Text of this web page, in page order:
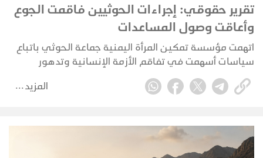
تقرير حقوقي: إجراءات الحوثيين فاقمت الجوع
وأعاقت وصول المساعدات
اتهمت مؤسسة تمكين المرأة اليمنية جماعة الحوثي باتباع
سياسات أسهمت في تفاقم الأزمة الإنسانية وتدهور
الأوضاع المعيشية، معتبرة أن تلك الإجراءات دفعت مزيدًا من
اليمنيين إلى دائرة الفقر وفاقمت الاحتياجات الإنسانية.
المزيد